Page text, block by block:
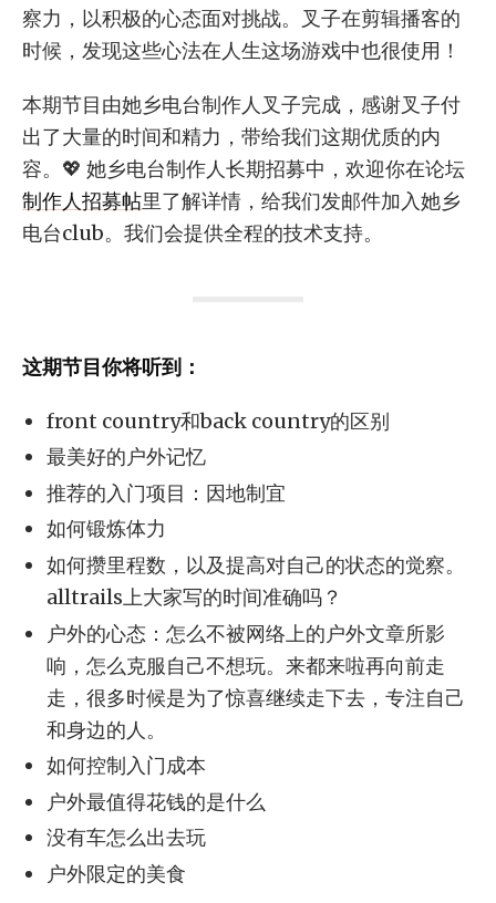
察力，以积极的心态面对挑战。叉子在剪辑播客的
时候，发现这些心法在人生这场游戏中也很使用！
本期节目由她乡电台制作人叉子完成，感谢叉子付
出了大量的时间和精力，带给我们这期优质的内
容。💖 她乡电台制作人长期招募中，欢迎你在论坛
制作人招募帖里了解详情，给我们发邮件加入她乡
电台club。我们会提供全程的技术支持。
这期节目你将听到：
front country和back country的区别
最美好的户外记忆
推荐的入门项目：因地制宜
如何锻炼体力
如何攒里程数，以及提高对自己的状态的觉察。
alltrails上大家写的时间准确吗？
户外的心态：怎么不被网络上的户外文章所影
响，怎么克服自己不想玩。来都来啦再向前走
走，很多时候是为了惊喜继续走下去，专注自己
和身边的人。
如何控制入门成本
户外最值得花钱的是什么
没有车怎么出去玩
户外限定的美食